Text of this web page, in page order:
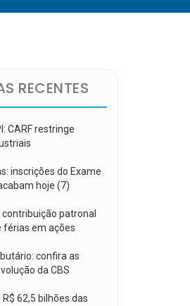
RECENTES
CARF restringe
inscrições do Exame
hoje (7)
patronal
férias em ações
confira as
da CBS
62,5 bilhões das